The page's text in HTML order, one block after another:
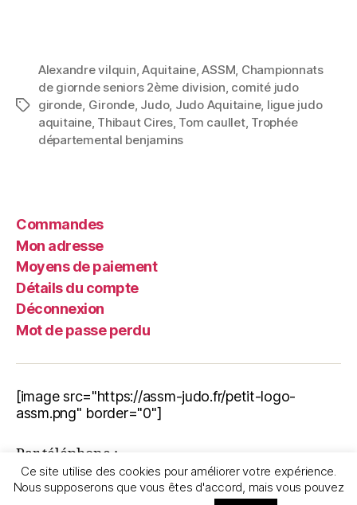
Alexandre vilquin,Aquitaine,ASSM, Championnats
de giornde seniors 2ème division, comité judo
gironde, Gironde, Judo, Judo Aquitaine, ligue judo
aquitaine, Thibaut Cires, Tom caullet, Trophée
départemental benjamins
Commandes
Mon adresse
Moyens de paiement
Détails du compte
Déconnexion
Mot de passe perdu
[image src="https://assm-judo.fr/petit-logo-
assm.png" border="0"]
Par téléphone :
06.11.72.30.70
Nous écrire :assmjudo33@gmail.com
Ce site utilise des cookies pour améliorer votre expérience.
Nous supposerons que vous êtes d'accord, mais vous pouvez